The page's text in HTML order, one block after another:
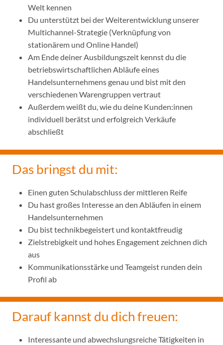
Welt kennen
Du unterstützt bei der Weiterentwicklung unserer
Multichannel-Strategie (Verknüpfung von
stationärem und Online Handel)
Am Ende deiner Ausbildungszeit kennst du die
betriebswirtschaftlichen Abläufe eines
Handelsunternehmens genau und bist mit den
verschiedenen Warengruppen vertraut
Außerdem weißt du, wie du deine Kunden:innen
individuell berätst und erfolgreich Verkäufe
abschließt
Das bringst du mit:
Einen guten Schulabschluss der mittleren Reife
Du hast großes Interesse an den Abläufen in einem
Handelsunternehmen
Du bist technikbegeistert und kontaktfreudig
Zielstrebigkeit und hohes Engagement zeichnen dich
aus
Kommunikationsstärke und Teamgeist runden dein
Profil ab
Darauf kannst du dich freuen:
Interessante und abwechslungsreiche Tätigkeiten in